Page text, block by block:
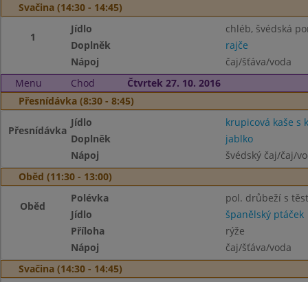
Svačina (14:30 - 14:45)
1
Jídlo
chléb, švédská
Doplněk
rajče
Nápoj
čaj/šťáva/voda
Menu
Chod
Čtvrtek 27. 10. 2016
Přesnídávka (8:30 - 8:45)
Přesnídávka
Jídlo
krupicová kaše s
Doplněk
jablko
Nápoj
švédský čaj/čaj/
Oběd (11:30 - 13:00)
Oběd
Polévka
pol. drůbeží s
Jídlo
španělský ptáček
Příloha
rýže
Nápoj
čaj/šťáva/voda
Svačina (14:30 - 14:45)